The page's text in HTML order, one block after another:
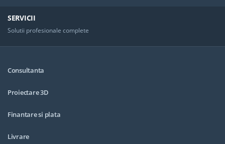
SERVICII
Solutii profesionale complete
Consultanta
Proiectare 3D
Finantare si plata
Livrare